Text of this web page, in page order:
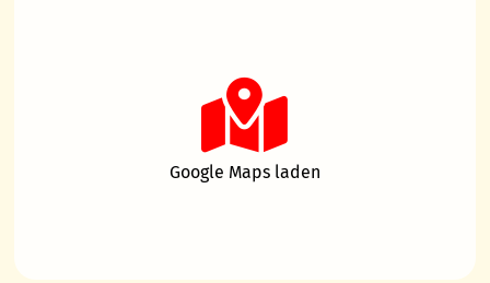
Google Maps laden